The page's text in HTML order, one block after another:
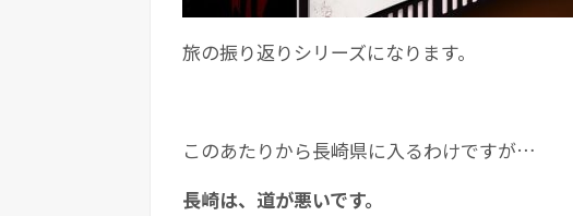
旅の振り返りシリーズになります。
このあたりから長崎県に入るわけですが…
長崎は、道が悪いです。